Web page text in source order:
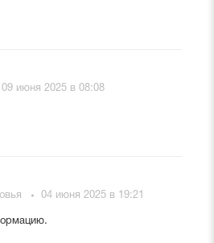
09 июня 2025 в 08:08
04 июня 2025 в 19:21